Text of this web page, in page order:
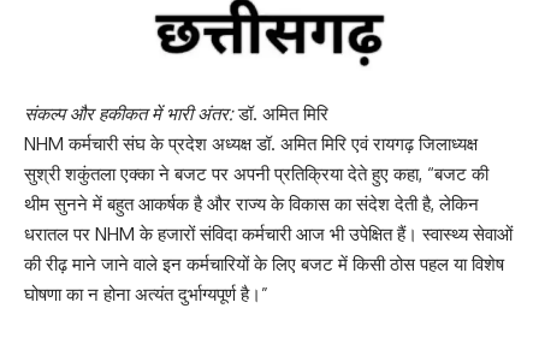
संकल्प और हकीकत में भारी अंतर:डॉ. अमित मिरि
NHM कर्मचारी संघ के प्रदेश अध्यक्ष डॉ. अमित मिरि एवं रायगढ़ जिलाध्यक्ष
सुश्री शकुंतला एक्का ने बजट पर अपनी प्रतिक्रिया देते हुए कहा, “बजट की
थीम सुनने में बहुत आकर्षक है और राज्य के विकास का संदेश देती है, लेकिन
धरातल पर NHM के हजारों संविदा कर्मचारी आज भी उपेक्षित हैं। स्वास्थ्य सेवाओं
की रीढ़ माने जाने वाले इन कर्मचारियों के लिए बजट में किसी ठोस पहल या विशेष
घोषणा का न होना अत्यंत दुर्भाग्यपूर्ण है।”